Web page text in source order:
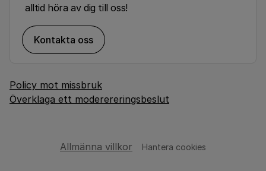
alltid höra av dig till oss!
Kontakta oss
Policy mot missbruk
Överklaga ett moderereringsbeslut
Allmänna villkor Hantera cookies